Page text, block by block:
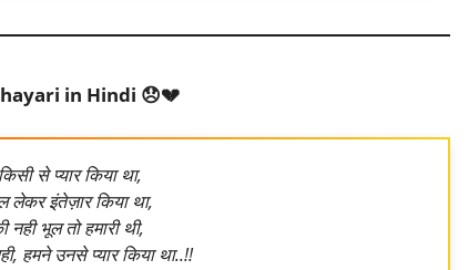
in Hindi 😞💔
से प्यार किया था,
लेकर इंतेज़ार किया था,
भूल तो हमारी थी,
हमने उनसे प्यार किया था..!!